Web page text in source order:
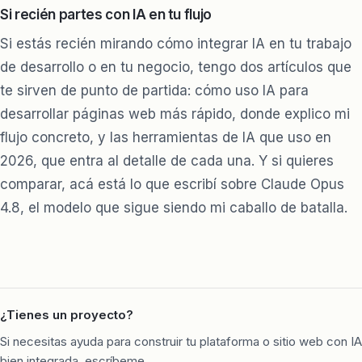
Si recién partes con IA en tu flujo
Si estás recién mirando cómo integrar IA en tu trabajo
de desarrollo o en tu negocio, tengo dos artículos que
te sirven de punto de partida: cómo uso IA para
desarrollar páginas web más rápido, donde explico mi
flujo concreto, y las herramientas de IA que uso en
2026, que entra al detalle de cada una. Y si quieres
comparar, acá está lo que escribí sobre Claude Opus
4.8, el modelo que sigue siendo mi caballo de batalla.
¿Tienes un proyecto?
Si necesitas ayuda para construir tu plataforma o sitio web con IA